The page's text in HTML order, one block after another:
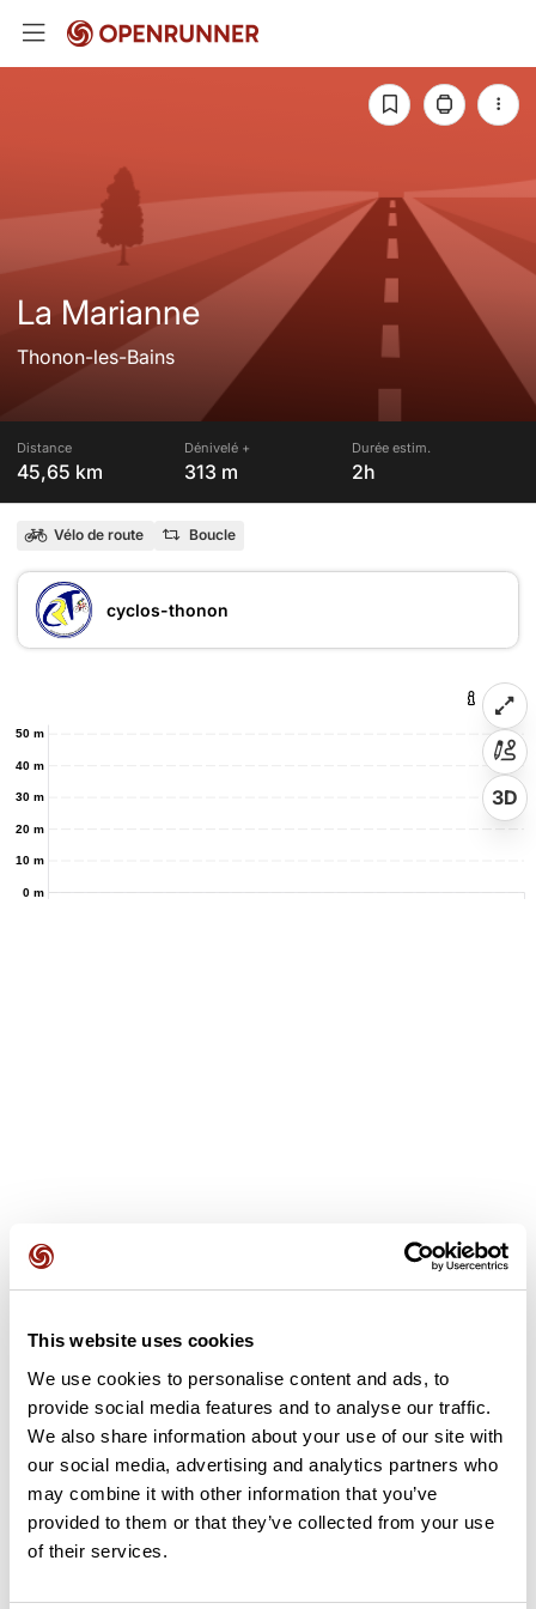
This website uses cookies
We use cookies to personalise content and ads, to
provide social media features and to analyse our traffic.
We also share information about your use of our site with
our social media, advertising and analytics partners who
may combine it with other information that you’ve
provided to them or that they’ve collected from your use
of their services.
La Marianne
Thonon-les-Bains
Distance
45,65 km
Dénivelé +
313 m
Durée estim.
2h
Vélo de route Boucle
cyclos-thonon
0 m
10 m
20 m
30 m
40 m
50 m
3D
Ajouter un avis
Découvrez ce parcours de vélo de 45,7 km à proximité de